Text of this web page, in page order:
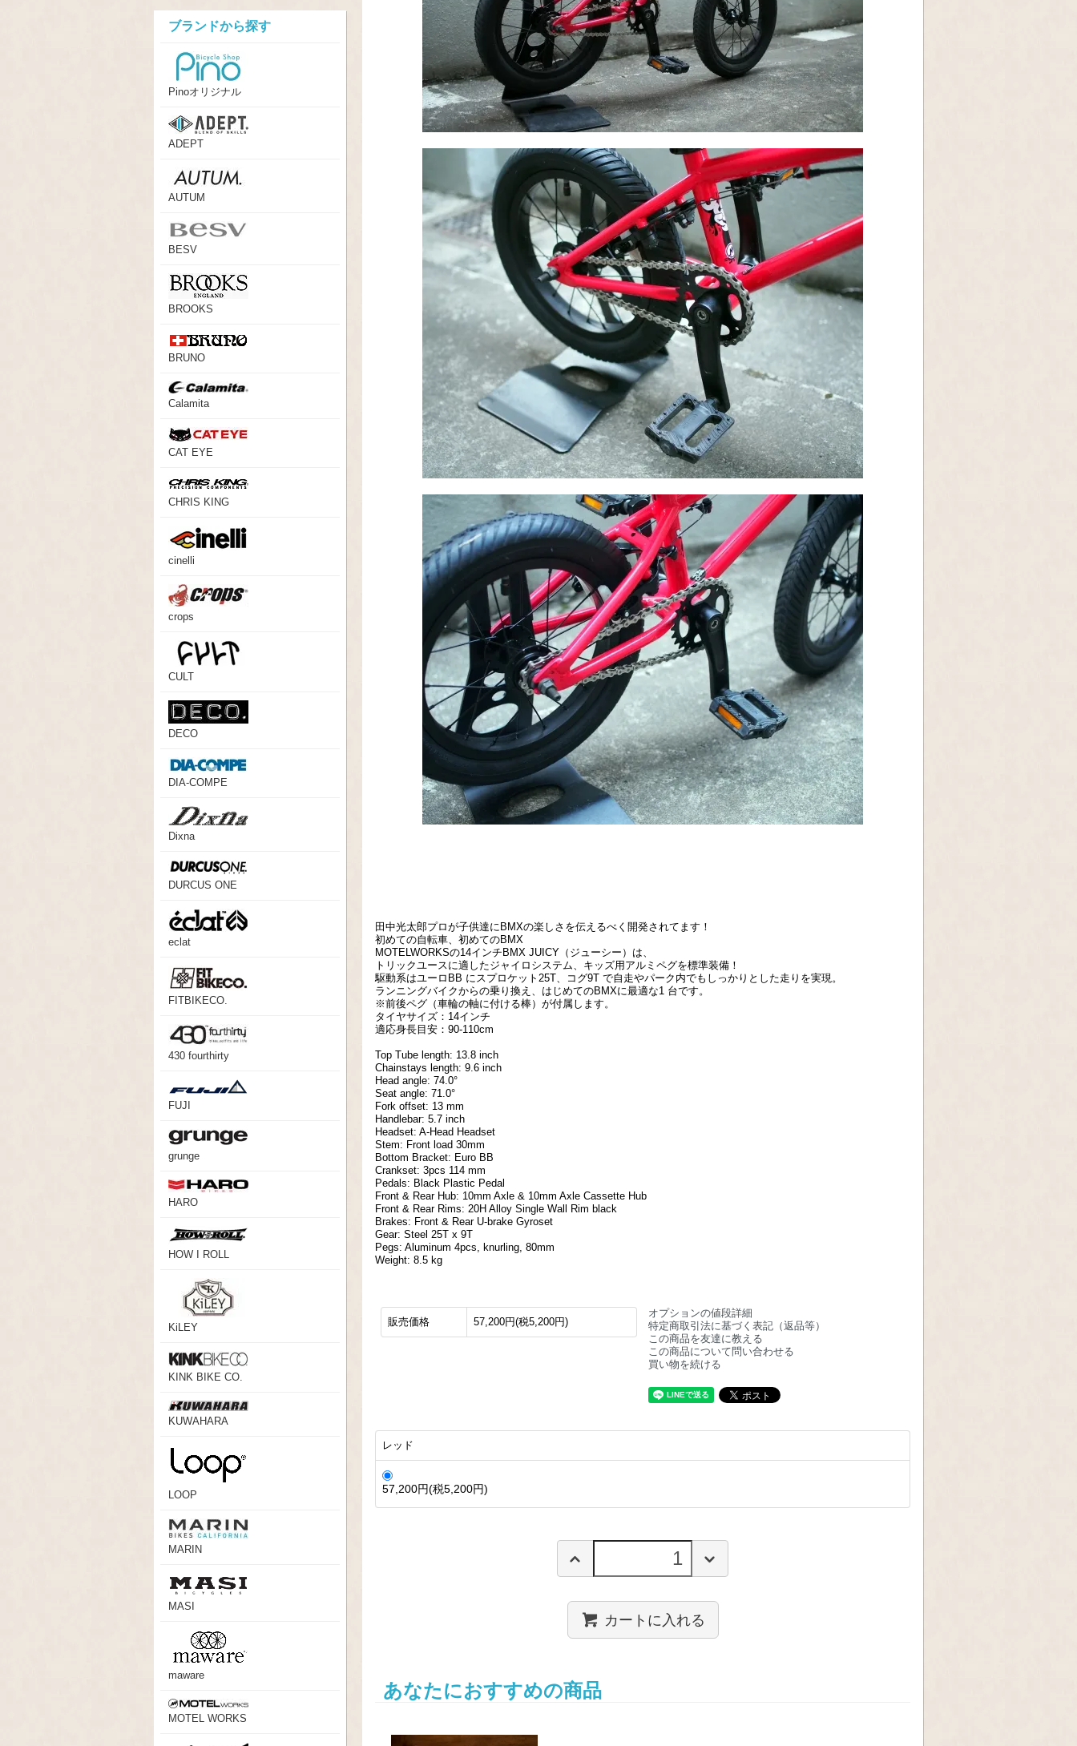
田中光太郎プロが子供達にBMXの楽しさを伝えるべく開発されてます！
初めての自転車、初めてのBMX
MOTELWORKSの14インチBMX JUICY（ジューシー）は、
トリックユースに適したジャイロシステム、キッズ用アルミペグを標準装備！
駆動系はユーロBB にスプロケット25T、コグ9T で自走やパーク内でもしっかりとした走りを実現。
ランニングバイクからの乗り換え、はじめてのBMXに最適な1 台です。
※前後ペグ（車輪の軸に付ける棒）が付属します。
タイヤサイズ：14インチ
適応身長目安：90-110cm
Top Tube length: 13.8 inch
Chainstays length: 9.6 inch
Head angle: 74.0°
Seat angle: 71.0°
Fork offset: 13 mm
Handlebar: 5.7 inch
Headset: A-Head Headset
Stem: Front load 30mm
Bottom Bracket: Euro BB
Crankset: 3pcs 114 mm
Pedals: Black Plastic Pedal
Front & Rear Hub: 10mm Axle & 10mm Axle Cassette Hub
Front & Rear Rims: 20H Alloy Single Wall Rim black
Brakes: Front & Rear U-brake Gyroset
Gear: Steel 25T x 9T
Pegs: Aluminum 4pcs, knurling, 80mm
Weight: 8.5 kg
販売価格 57,200円(税5,200円)
オプションの値段詳細
特定商取引法に基づく表記（返品等）
この商品を友達に教える
この商品について問い合わせる
買い物を続ける
レッド
57,200円(税5,200円)
カートに入れる
あなたにおすすめの商品
ブランドから探す
Pinoオリジナル
ADEPT
AUTUM
BESV
BROOKS
BRUNO
Calamita
CAT EYE
CHRIS KING
cinelli
crops
CULT
DECO
DIA-COMPE
Dixna
DURCUS ONE
eclat
FITBIKECO.
430 fourthirty
FUJI
grunge
HARO
HOW I ROLL
KiLEY
KINK BIKE CO.
KUWAHARA
LOOP
MARIN
MASI
maware
MOTEL WORKS